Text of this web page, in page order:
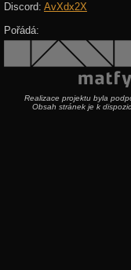
Discord: AvXdx2X
Pořádá:
Realizace projektu byla
Obsah stránek je k